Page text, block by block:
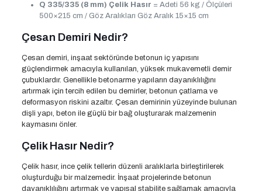
Q 335/335 (8 mm) Çelik Hasır = Adeti 56 kg / Ölçüleri
500×215 cm / Göz Aralıkları Göz Aralık 15×15 cm
Çesan Demiri Nedir?
Çesan demiri, inşaat sektöründe betonun iç yapısını
güçlendirmek amacıyla kullanılan, yüksek mukavemetli demir
çubuklardır. Genellikle betonarme yapıların dayanıklılığını
artırmak için tercih edilen bu demirler, betonun çatlama ve
deformasyon riskini azaltır. Çesan demirinin yüzeyinde bulunan
dişli yapı, beton ile güçlü bir bağ oluşturarak malzemenin
kaymasını önler.
Çelik Hasır Nedir?
Çelik hasır, ince çelik tellerin düzenli aralıklarla birleştirilerek
oluşturduğu bir malzemedir. İnşaat projelerinde betonun
dayanıklılığını artırmak ve yapısal stabilite sağlamak amacıyla